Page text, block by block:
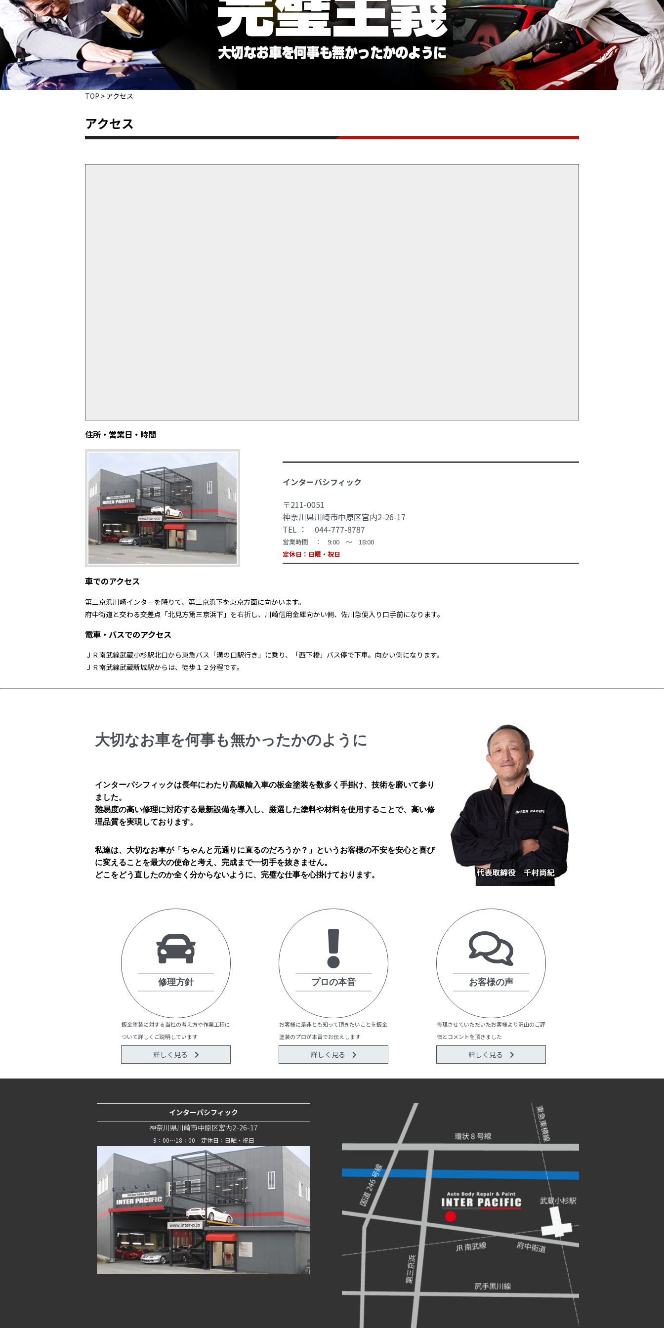
TOP > アクセス
アクセス
住所・営業日・時間
インターパシフィック
〒211-0051
神奈川県川崎市中原区宮内2-26-17
TEL ： 044-777-8787
営業時間 ： 9:00 ～ 18:00
定休日：日曜・祝日
車でのアクセス
第三京浜川崎インターを降りて、第三京浜下を東京方面に向かいます。
府中街道と交わる交差点「北見方第三京浜下」を右折し、川崎信用金庫向かい側、佐川急便入り口手前になります。
電車・バスでのアクセス
ＪＲ南武線武蔵小杉駅北口から東急バス「溝の口駅行き」に乗り、「西下橋」バス停で下車。向かい側になります。
ＪＲ南武線武蔵新城駅からは、徒歩１２分程です。
大切なお車を何事も無かったかのように
インターパシフィックは長年にわたり高級輸入車の板金塗装を数多く手掛け、技術を磨いて参り
ました。
難易度の高い修理に対応する最新設備を導入し、厳選した塗料や材料を使用することで、高い修
理品質を実現しております。
私達は、大切なお車が「ちゃんと元通りに直るのだろうか？」というお客様の不安を安心と喜び
に変えることを最大の使命と考え、完成まで一切手を抜きません。
どこをどう直したのか全く分からないように、完璧な仕事を心掛けております。
修理方針
鈑金塗装に対する当社の考え方や作業工程に
ついて詳しくご説明しています
詳しく見る
プロの本音
お客様に是非とも知って頂きたいことを鈑金
塗装のプロが本音でお伝えします
詳しく見る
お客様の声
修理させていただいたお客様より沢山のご評
価とコメントを頂きました
詳しく見る
インターパシフィック
神奈川県川崎市中原区宮内2-26-17
9：00～18：00 定休日：日曜・祝日